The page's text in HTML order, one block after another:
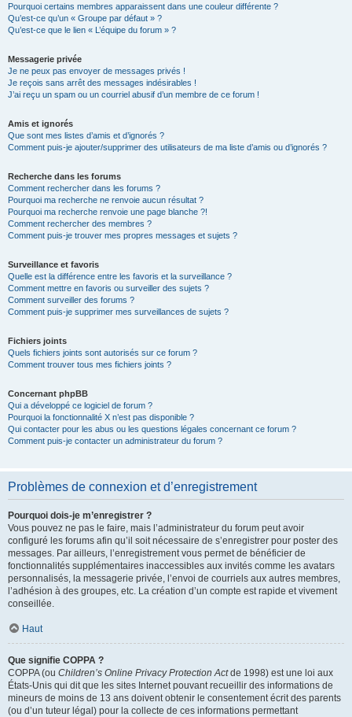
Pourquoi certains membres apparaissent dans une couleur différente ?
Qu’est-ce qu’un « Groupe par défaut » ?
Qu’est-ce que le lien « L’équipe du forum » ?
Messagerie privée
Je ne peux pas envoyer de messages privés !
Je reçois sans arrêt des messages indésirables !
J’ai reçu un spam ou un courriel abusif d’un membre de ce forum !
Amis et ignorés
Que sont mes listes d’amis et d’ignorés ?
Comment puis-je ajouter/supprimer des utilisateurs de ma liste d’amis ou d’ignorés ?
Recherche dans les forums
Comment rechercher dans les forums ?
Pourquoi ma recherche ne renvoie aucun résultat ?
Pourquoi ma recherche renvoie une page blanche ?!
Comment rechercher des membres ?
Comment puis-je trouver mes propres messages et sujets ?
Surveillance et favoris
Quelle est la différence entre les favoris et la surveillance ?
Comment mettre en favoris ou surveiller des sujets ?
Comment surveiller des forums ?
Comment puis-je supprimer mes surveillances de sujets ?
Fichiers joints
Quels fichiers joints sont autorisés sur ce forum ?
Comment trouver tous mes fichiers joints ?
Concernant phpBB
Qui a développé ce logiciel de forum ?
Pourquoi la fonctionnalité X n’est pas disponible ?
Qui contacter pour les abus ou les questions légales concernant ce forum ?
Comment puis-je contacter un administrateur du forum ?
Problèmes de connexion et d’enregistrement
Pourquoi dois-je m’enregistrer ?
Vous pouvez ne pas le faire, mais l’administrateur du forum peut avoir
configuré les forums afin qu’il soit nécessaire de s’enregistrer pour poster des
messages. Par ailleurs, l’enregistrement vous permet de bénéficier de
fonctionnalités supplémentaires inaccessibles aux invités comme les avatars
personnalisés, la messagerie privée, l’envoi de courriels aux autres membres,
l’adhésion à des groupes, etc. La création d’un compte est rapide et vivement
conseillée.
Haut
Que signifie COPPA ?
COPPA (ou Children’s Online Privacy Protection Actde 1998) est une loi aux
États-Unis qui dit que les sites Internet pouvant recueillir des informations de
mineurs de moins de 13 ans doivent obtenir le consentement écrit des parents
(ou d’un tuteur légal) pour la collecte de ces informations permettant